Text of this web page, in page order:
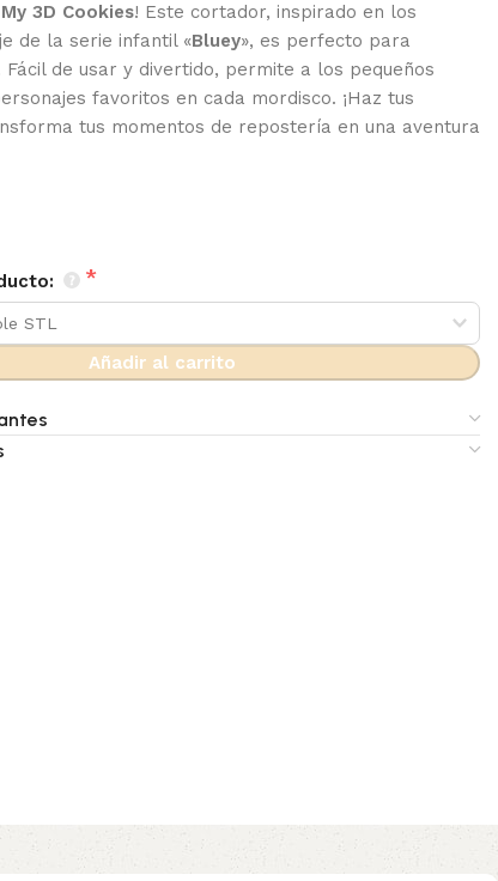
3D Cookies! Este cortador, inspirado en los
de la serie infantil «Bluey», es perfecto para
Fácil de usar y divertido, permite a los pequeños
favoritos en cada mordisco. ¡Haz tus
tus momentos de repostería en una aventura
Añadir al carrito